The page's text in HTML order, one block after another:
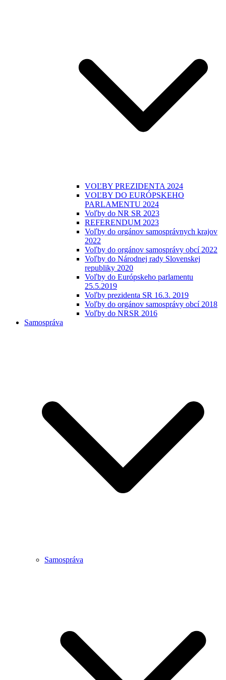
VOĽBY PREZIDENTA 2024
VOĽBY DO EURÓPSKEHO
PARLAMENTU 2024
Voľby do NR SR 2023
REFERENDUM 2023
Voľby do orgánov samosprávnych krajov
2022
Voľby do orgánov samosprávy obcí 2022
Voľby do Národnej rady Slovenskej
republiky 2020
Voľby do Európskeho parlamentu
25.5.2019
Voľby prezidenta SR 16.3. 2019
Voľby do orgánov samosprávy obcí 2018
Voľby do NRSR 2016
Samospráva
Samospráva